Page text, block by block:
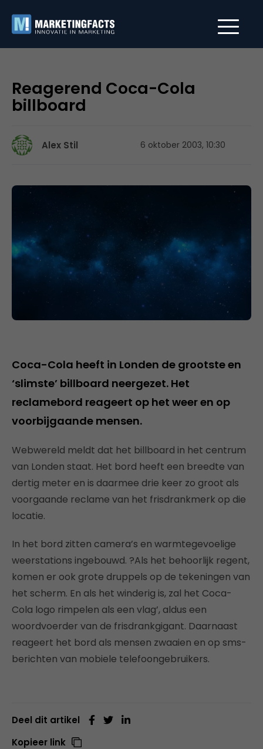
Reagerend Coca-Cola
billboard
Alex Stil 6 oktober 2003, 10:30
Coca-Cola heeft in Londen de grootste en
‘slimste’ billboard neergezet. Het
reclamebord reageert op het weer en op
voorbijgaande mensen.
Webwereld meldt dat het billboard in het centrum
van Londen staat. Het bord heeft een breedte van
dertig meter en is daarmee drie keer zo groot als
voorgaande reclame van het frisdrankmerk op die
locatie.
In het bord zitten camera’s en warmtegevoelige
weerstations ingebouwd. ?Als het behoorlijk regent,
komen er ook grote druppels op de tekeningen van
het scherm. En als het winderig is, zal het Coca-
Cola logo rimpelen als een vlag’, aldus een
woordvoerder van de frisdrankgigant. Daarnaast
reageert het bord als mensen zwaaien en op sms-
berichten van mobiele telefoongebruikers.
Deel dit artikel
Kopieer link